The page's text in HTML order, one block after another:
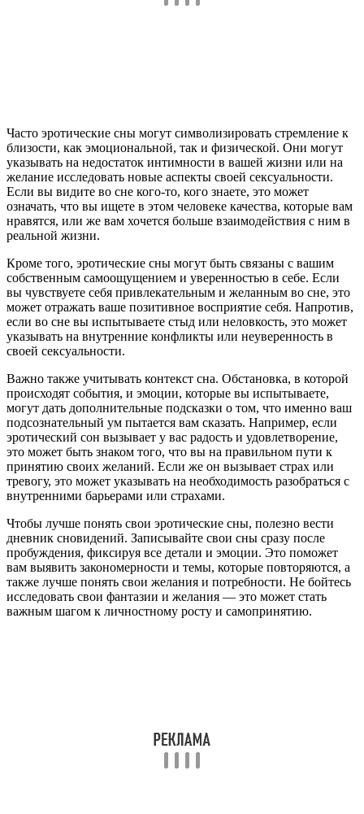
Часто эротические сны могут символизировать стремление к
близости, как эмоциональной, так и физической. Они могут
указывать на недостаток интимности в вашей жизни или на
желание исследовать новые аспекты своей сексуальности.
Если вы видите во сне кого-то, кого знаете, это может
означать, что вы ищете в этом человеке качества, которые вам
нравятся, или же вам хочется больше взаимодействия с ним в
реальной жизни.
Кроме того, эротические сны могут быть связаны с вашим
собственным самоощущением и уверенностью в себе. Если
вы чувствуете себя привлекательным и желанным во сне, это
может отражать ваше позитивное восприятие себя. Напротив,
если во сне вы испытываете стыд или неловкость, это может
указывать на внутренние конфликты или неуверенность в
своей сексуальности.
Важно также учитывать контекст сна. Обстановка, в которой
происходят события, и эмоции, которые вы испытываете,
могут дать дополнительные подсказки о том, что именно ваш
подсознательный ум пытается вам сказать. Например, если
эротический сон вызывает у вас радость и удовлетворение,
это может быть знаком того, что вы на правильном пути к
принятию своих желаний. Если же он вызывает страх или
тревогу, это может указывать на необходимость разобраться с
внутренними барьерами или страхами.
Чтобы лучше понять свои эротические сны, полезно вести
дневник сновидений. Записывайте свои сны сразу после
пробуждения, фиксируя все детали и эмоции. Это поможет
вам выявить закономерности и темы, которые повторяются, а
также лучше понять свои желания и потребности. Не бойтесь
исследовать свои фантазии и желания — это может стать
важным шагом к личностному росту и самопринятию.